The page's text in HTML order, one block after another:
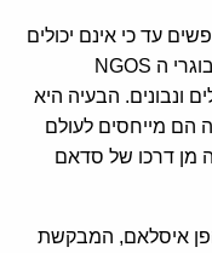
עד כי אינם יכולים
לראות זאת? אני מכיר את שתייה ודומיו בוגרי ה NGOS
ונבונים. הבעיה היא
מייחסים לעולם
מן דרכו של סדאם
איסלאם, המבקשת